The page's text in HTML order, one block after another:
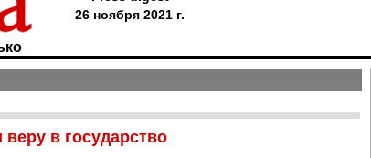
26 ноября 2021 г.
в государство